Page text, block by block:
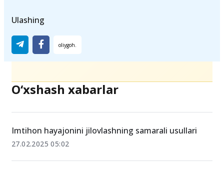
Ulashing
O‘xshash xabarlar
Imtihon hayajonini jilovlashning samarali usullari
27.02.2025 05:02